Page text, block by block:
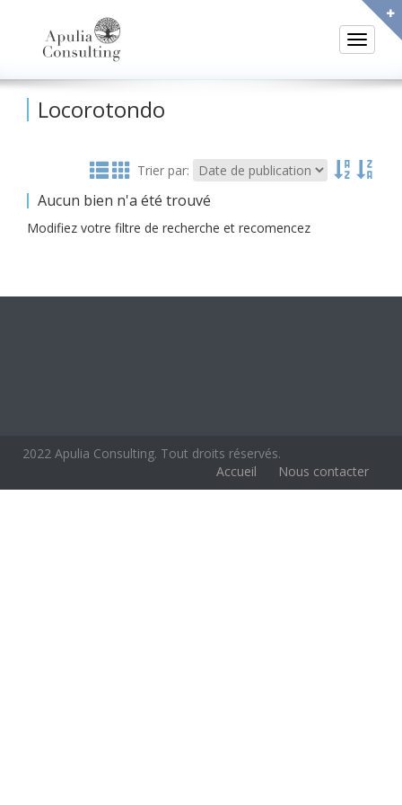
Toggle
Locorotondo
Trier par:
Aucun bien n'a été trouvé
Modifiez votre filtre de recherche et recomencez
2022 Apulia Consulting. Tout droits réservés.
Accueil
Nous contacter